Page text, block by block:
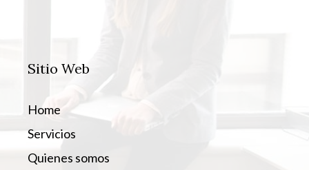
Sitio Web
Home
Servicios
Quienes somos